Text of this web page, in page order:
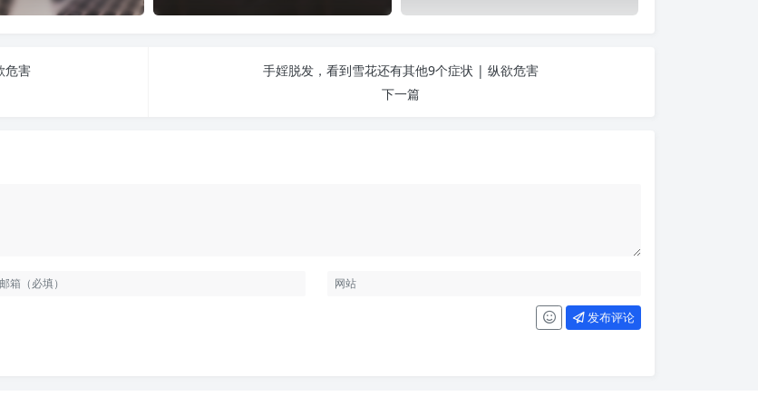
危害
手婬脱发，看到雪花还有其他9个症状 | 纵欲危害
下一篇
发布评论